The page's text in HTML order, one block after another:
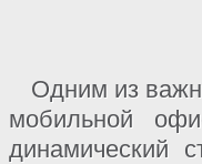
Одним из
мобильной
динамический